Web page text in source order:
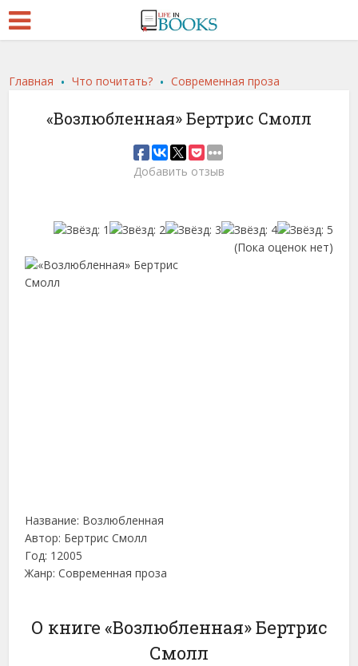
Главная .Что почитать? .Современная проза
«Возлюбленная» Бертрис Смолл
Добавить отзыв
(Пока оценок нет)
Название: Возлюбленная
Автор: Бертрис Смолл
Год: 12005
Жанр: Современная проза
О книге «Возлюбленная» Бертрис
Смолл